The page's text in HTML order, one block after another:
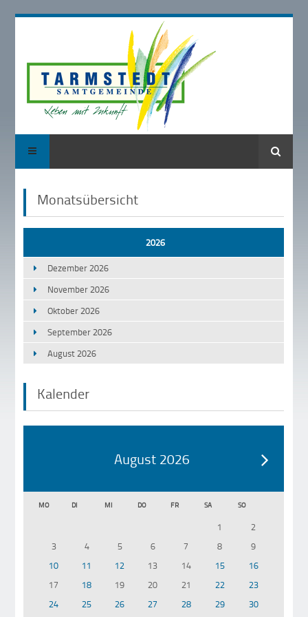
Suche
Monatsübersicht
2026
Dezember 2026
November 2026
Oktober 2026
September 2026
August 2026
Kalender
August 2026
MO DI MI DO FR SA SO
1
2
3
4 5 6 7 8
9
10
11 12 13 14 15
16
17
18 19 20 21 22
23
24
25 26 27 28 29 30